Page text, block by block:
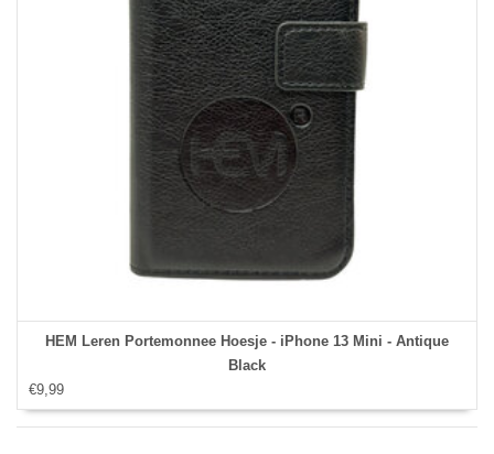
HEM Leren Portemonnee Hoesje - iPhone 13 Mini - Antique
Black
€9,99